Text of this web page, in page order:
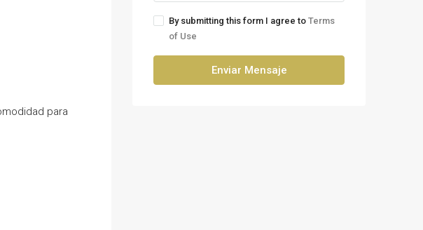
para
By submitting this form I agree to Terms
of Use
Enviar Mensaje